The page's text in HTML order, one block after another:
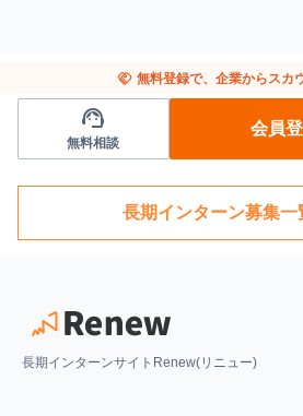
handshake 無料登録で、企業からスカ
support_agent
無料相談
会員
長期インターン募集一
長期インターンサイトRenew(リニュー)